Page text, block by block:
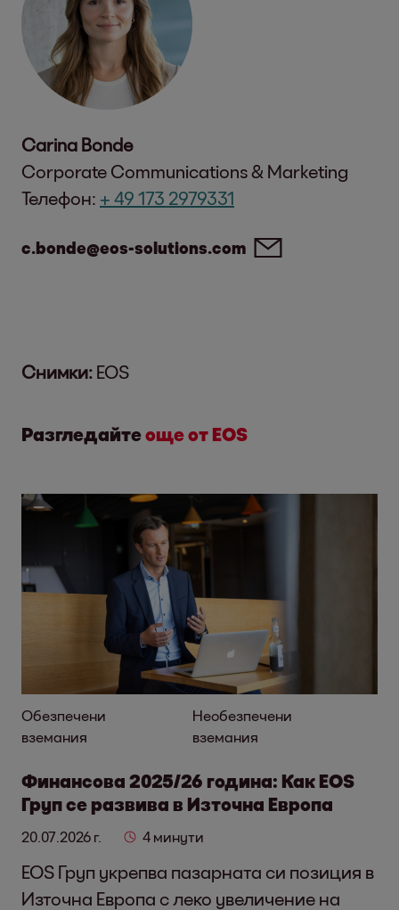
Carina Bonde
Corporate Communications & Marketing
Телефон: + 49 173 2979331
c.bonde@eos-solutions.com
Снимки: EOS
Разгледайтеоще от EOS
Обезпечени
вземания
Необезпечени
вземания
Финансова 2025/26 година: Как EOS
Груп се развива в Източна Европа
20.07.2026 г. 4 минути
EOS Груп укрепва пазарната си позиция в
Източна Европа с леко увеличение на